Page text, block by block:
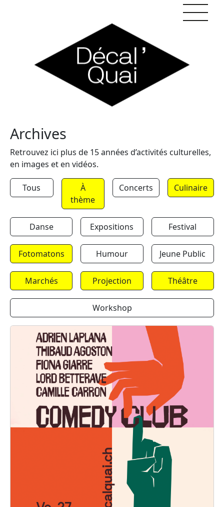
Archives
Retrouvez ici plus de 15 années d’activités culturelles,
en images et en vidéos.
Tous
À
thème
Concerts Culinaire
Danse Expositions Festival
Fotomatons Humour Jeune Public
Marchés Projection Théâtre
Workshop